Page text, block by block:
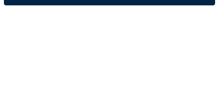
今回は家事アドバイザーである筆者も愛用している、無